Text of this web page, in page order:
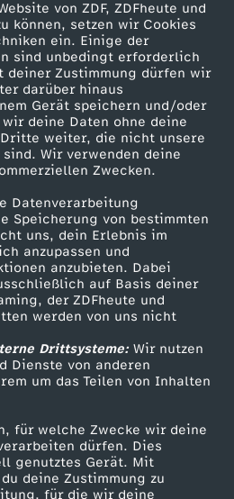
von ZDF, ZDFheute und
können, setzen wir Cookies
ein. Einige der
sind unbedingt erforderlich
deiner Zustimmung dürfen wir
darüber hinaus
Gerät speichern und/oder
deine Daten ohne deine
weiter, die nicht unsere
Wir verwenden deine
Zwecken.
Datenverarbeitung
Speicherung von bestimmten
uns, dein Erlebnis im
anzupassen und
anzubieten. Dabei
auf Basis deiner
der ZDFheute und
werden von uns nicht
Drittsysteme:Wir nutzen
Dienste von anderen
um das Teilen von Inhalten
für welche Zwecke wir deine
dürfen. Dies
genutztes Gerät. Mit
deine Zustimmung zu
für die wir deine
Service
ZDFmitreden
Kontakt zum ZDF
Tickets
Zuschauerservice
Hilfe